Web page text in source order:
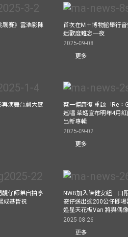
戰賽》雲浩影陳
首次在M＋博物館舉行
迷歡度難忘一夜
2025-09-08
更多
再演舞台劇大感
蔡一傑康復 重啟「Re：
巡唱 草蜢宣布明年4月
出新專輯
2025-09-02
更多
靚仔師弟自拍亭
成基哲祝
NWB加入陳健安組一日
安仔送出逾200公仔即
追星天花板Van 將與偶
2025-08-26
更多